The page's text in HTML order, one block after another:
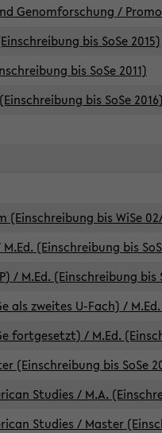
Genomforschung /
bis SoSe 2015)
bis SoSe 2011)
bis SoSe 2016)
(Einschreibung bis WiSe
(Einschreibung bis
/ M.Ed. (Einschreibung bis
als zweites U-Fach) /
fortgesetzt) / M.Ed.
(Einschreibung bis SoSe
Studies / M.A.
Studies / Master